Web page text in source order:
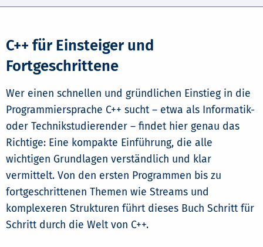
C++ für Einsteiger und
Fortgeschrittene
Wer einen schnellen und gründlichen Einstieg in die
Programmiersprache C++ sucht – etwa als Informatik-
oder Technikstudierender – findet hier genau das
Richtige: Eine kompakte Einführung, die alle
wichtigen Grundlagen verständlich und klar
vermittelt. Von den ersten Programmen bis zu
fortgeschrittenen Themen wie Streams und
komplexeren Strukturen führt dieses Buch Schritt für
Schritt durch die Welt von C++.